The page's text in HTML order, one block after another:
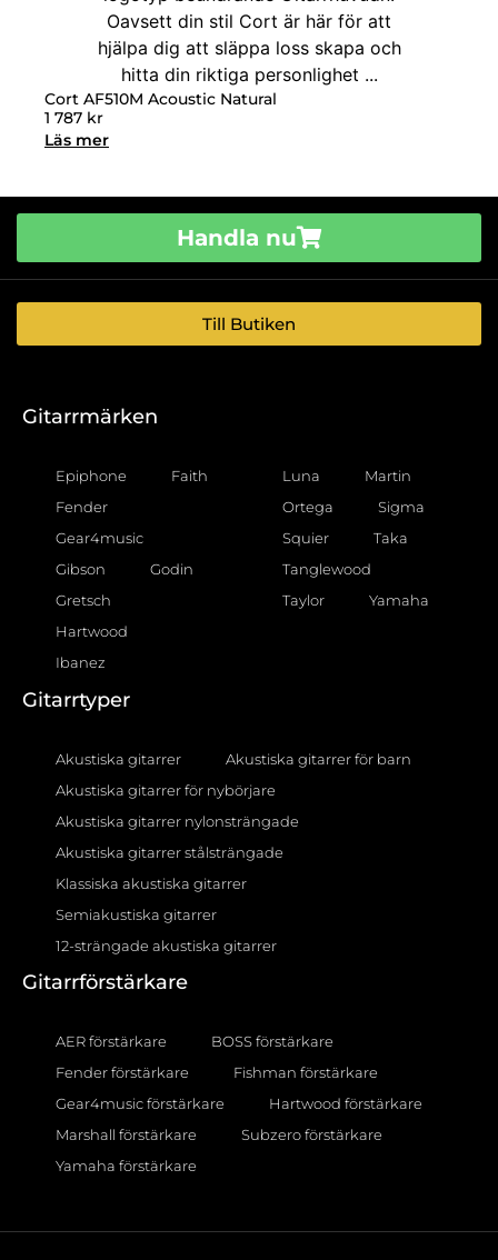
Cort AF510M Acoustic Natural
1 787 kr
Läs mer
Handla nu
Till Butiken
Gitarrmärken
Epiphone
Faith
Fender
Gear4music
Gibson
Godin
Gretsch
Hartwood
Ibanez
Luna
Martin
Ortega
Sigma
Squier
Taka
Tanglewood
Taylor
Yamaha
Gitarrtyper
Akustiska gitarrer
Akustiska gitarrer för barn
Akustiska gitarrer för nybörjare
Akustiska gitarrer nylonsträngade
Akustiska gitarrer stålsträngade
Klassiska akustiska gitarrer
Semiakustiska gitarrer
12-strängade akustiska gitarrer
Gitarrförstärkare
AER förstärkare
BOSS förstärkare
Fender förstärkare
Fishman förstärkare
Gear4music förstärkare
Hartwood förstärkare
Marshall förstärkare
Subzero förstärkare
Yamaha förstärkare